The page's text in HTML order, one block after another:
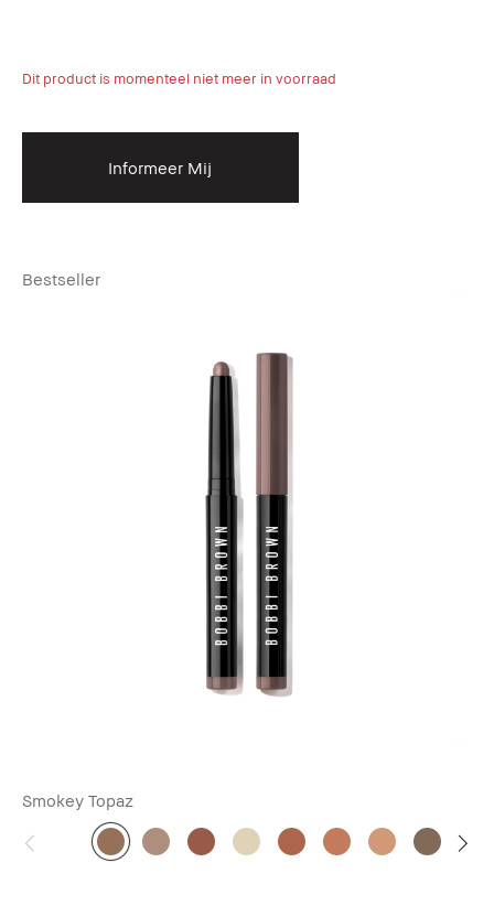
Dit product is momenteel niet meer in voorraad
Informeer Mij
Bestseller
Smokey Topaz